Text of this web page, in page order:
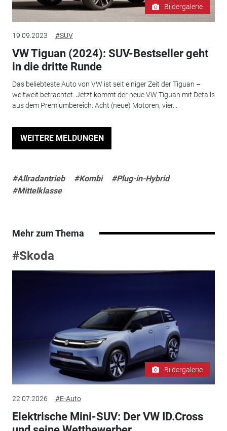
Bildergalerie
19.09.2023 #SUV
VW Tiguan (2024): SUV-Bestseller geht
in die dritte Runde
Das beliebteste Auto von VW ist seit einiger Zeit der Tiguan –
weltweit betrachtet. Jetzt kommt der neue VW Tiguan mit Details
aus dem Premiumbereich. Acht (neue) Motoren, vier...
WEITERE MELDUNGEN
#Allradantrieb #Kombi
#Plug-in-Hybrid
#Mittelklasse
Mehr zum Thema
#Skoda
Bildergalerie
22.07.2026 #E-Auto
Elektrische Mini-SUV: Der VW ID.Cross